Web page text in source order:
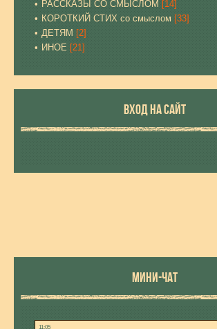
РАССКАЗЫ СО СМЫСЛОМ [14]
КОРОТКИЙ СТИХ со смыслом [33]
ДЕТЯМ [2]
ИНОЕ [21]
ВХОД НА САЙТ
МИНИ-ЧАТ